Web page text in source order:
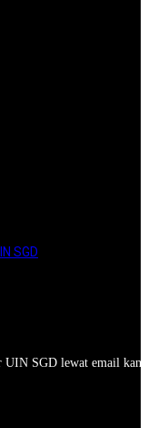
SGD
UIN SGD lewat email